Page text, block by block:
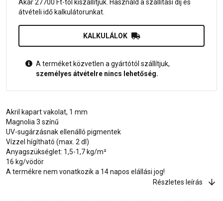
Akár 27700 Ft-tól kiszállítjuk. Használd a szállítási díj és
átvételi idő kalkulátorunkat.
KALKULÁLOK
A terméket közvetlen a gyártótól szállítjuk,
személyes átvételre nincs lehetőség.
Akril kapart vakolat, 1 mm
Magnolia 3 színű
UV-sugárzásnak ellenálló pigmentek
Vízzel hígítható (max. 2 dl)
Anyagszükséglet: 1,5-1,7 kg/m²
16 kg/vödör
A termékre nem vonatkozik a 14 napos elállási jog!
Részletes leírás